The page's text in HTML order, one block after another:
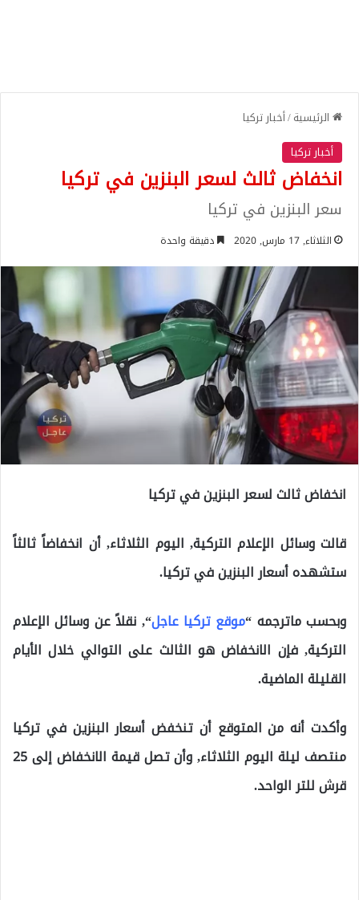
الرئيسية/أخبار تركيا
أخبار تركيا
انخفاض ثالث لسعر البنزين في تركيا
سعر البنزين في تركيا
الثلاثاء, 17 مارس, 2020 دقيقة واحدة
انخفاض ثالث لسعر البنزين في تركيا
قالت وسائل الإعلام التركية, اليوم الثلاثاء, أن انخفاضاً ثالثاً
ستشهده أسعار البنزين في تركيا.
وبحسب ماترجمه “موقع تركيا عاجل“, نقلاً عن وسائل الإعلام
التركية, فإن الانخفاض هو الثالث على التوالي خلال الأيام
القليلة الماضية.
وأكدت أنه من المتوقع أن تنخفض أسعار البنزين في تركيا
منتصف ليلة اليوم الثلاثاء, وأن تصل قيمة الانخفاض إلى 25
قرش للتر الواحد.